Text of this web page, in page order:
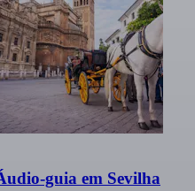
guia em Sevilha